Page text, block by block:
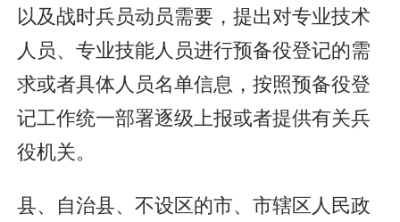
以及战时兵员动员需要，提出对专业技术
人员、专业技能人员进行预备役登记的需
求或者具体人员名单信息，按照预备役登
记工作统一部署逐级上报或者提供有关兵
役机关。
县、自治县、不设区的市、市辖区人民政